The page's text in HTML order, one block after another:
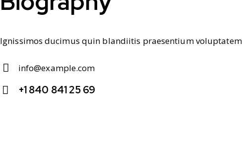
Ignissimos ducimus quin blandiitis praesentium
E-
m
info@example.com
+1 840 841 25 69